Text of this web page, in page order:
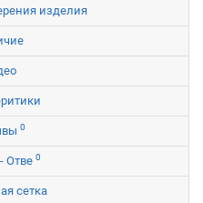
изделия
0
Отве 0
сетка